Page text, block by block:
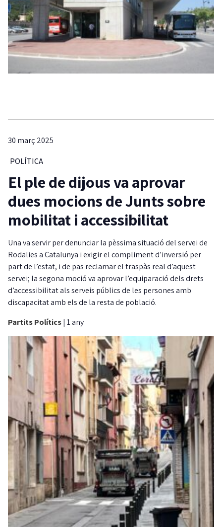
30 març 2025
POLÍTICA
El ple de dijous va aprovar
dues mocions de Junts sobre
mobilitat i accessibilitat
Una va servir per denunciar la pèssima situació del servei de
Rodalies a Catalunya i exigir el compliment d’inversió per
part de l’estat, i de pas reclamar el traspàs real d’aquest
servei; la segona moció va aprovar l’equiparació dels drets
d’accessibilitat als serveis públics de les persones amb
discapacitat amb els de la resta de població.
Partits Polítics| 1 any